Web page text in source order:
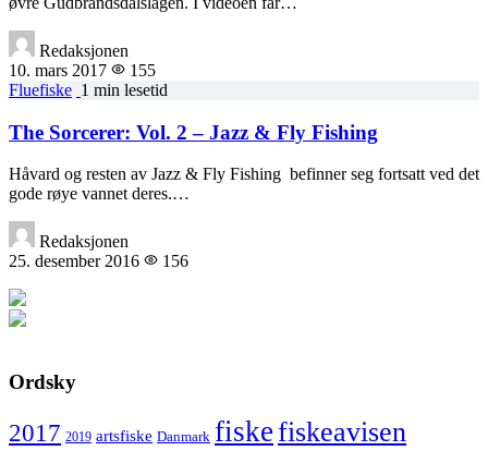
Redaksjonen
10. mars 2017
155
Fluefiske 1 min lesetid
The Sorcerer: Vol. 2 – Jazz & Fly Fishing
Håvard og resten av Jazz & Fly Fishing befinner seg fortsatt ved det
gode røye vannet deres.…
Redaksjonen
25. desember 2016
156
Ordsky
2017 2019 artsfiske Danmark fiskefiskeavisen